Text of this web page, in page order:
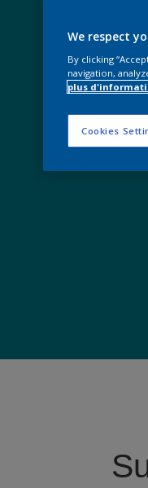
We respect
By clicking
navigation,
plus
Cookies